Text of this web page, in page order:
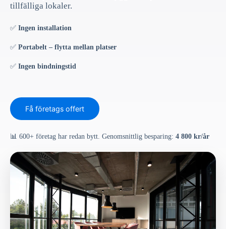
tillfälliga lokaler.
✅ Ingen installation
✅ Portabelt – flytta mellan platser
✅ Ingen bindningstid
Få företags offert
📊 600+ företag har redan bytt. Genomsnittlig besparing: 4 800 kr/år